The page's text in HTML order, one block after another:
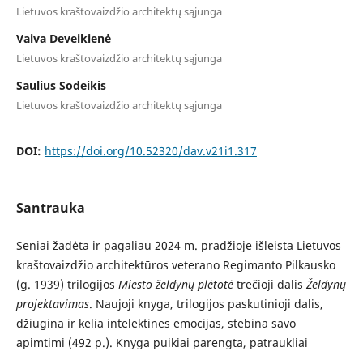
Lietuvos kraštovaizdžio architektų sąjunga
Vaiva Deveikienė
Lietuvos kraštovaizdžio architektų sąjunga
Saulius Sodeikis
Lietuvos kraštovaizdžio architektų sąjunga
DOI: https://doi.org/10.52320/dav.v21i1.317
Santrauka
Seniai žadėta ir pagaliau 2024 m. pradžioje išleista Lietuvos
kraštovaizdžio architektūros veterano Regimanto Pilkausko
(g. 1939) trilogijos Miesto želdynų plėtotėtrečioji dalis Želdynų
projektavimas. Naujoji knyga, trilogijos paskutinioji dalis,
džiugina ir kelia intelektines emocijas, stebina savo
apimtimi (492 p.). Knyga puikiai parengta, patraukliai